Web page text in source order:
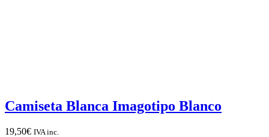
Camiseta Blanca Imagotipo Blanco
19,50€ IVA inc.